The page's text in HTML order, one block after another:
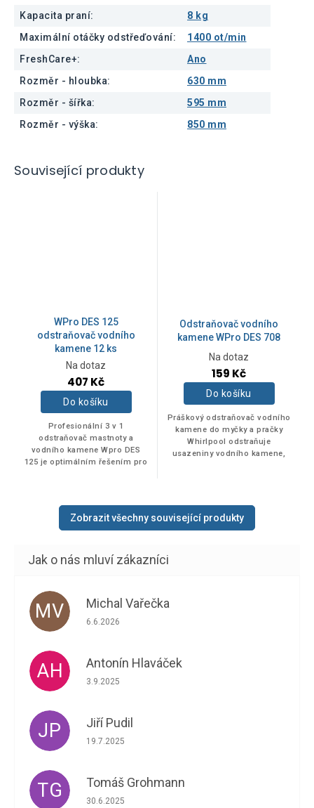
Kapacita praní:
8 kg
Maximální otáčky odstřeďování:
1400 ot/min
FreshCare+:
Ano
Rozměr - hloubka:
630 mm
Rozměr - šířka:
595 mm
Rozměr - výška: 850 mm
Související produkty
WPro DES 125
odstraňovač vodního
kamene 12 ks
Průměrné
hodnocení
produktu
je
5,0
z
5
hvězdiček.
Na dotaz
407 Kč
Do košíku
Profesionální 3 v 1
odstraňovač mastnoty a
vodního kamene Wpro DES
125 je optimálním řešením pro
Odstraňovač vodního
kamene WPro DES 708
Na dotaz
159 Kč
Do košíku
Práškový odstraňovač vodního
kamene do myčky a pračky
Whirlpool odstraňuje
usazeniny vodního kamene,
Zobrazit všechny související produkty
MV Michal Vařečka
Hodnocení obchodu je 5 z 5 hvězdiček.
6.6.2026
AH Antonín Hlaváček
Hodnocení obchodu je 5 z 5 hvězdiček.
3.9.2025
JP Jiří Pudil
Hodnocení obchodu je 5 z 5 hvězdiček.
19.7.2025
TG Tomáš Grohmann
Hodnocení obchodu je 5 z 5 hvězdiček.
30.6.2025